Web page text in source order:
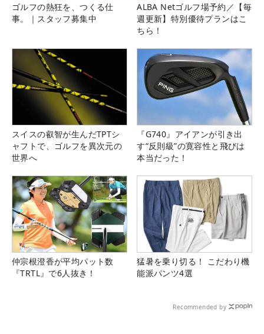
ゴルフの熱狂を、つくる仕
事。｜スタッフ募集中
ALBA Netゴルフ場予約／【毎
週更新】特別優待プランはこ
ちら！
スイスの叡智が生んだTPTシ
ャフトで、ゴルフを異次元の
世界へ
『G740』アイアンが引き出
す“反則級”の寛容性と飛びは
本当だった！
仲宗根澄香が平均パット数
『TRTL』で6人抜き！
猛暑を乗り切る！ こだわり機
能派パンツ4選
Recommended by